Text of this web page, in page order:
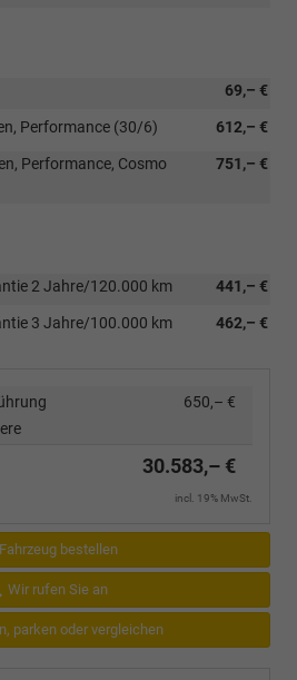
69,– €
612,– €
Performance (30/6)
751,– €
Performance, Cosmo
441,– €
2 Jahre/120.000 km
462,– €
3 Jahre/100.000 km
650,– €
30.583,– €
incl. 19% MwSt.
Fahrzeug bestellen
Wir rufen Sie an
parken oder vergleichen